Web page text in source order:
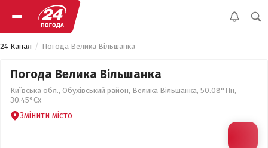
24 Канал Погода Велика Вільшанка
Погода Велика Вільшанка
Київська обл., Обухівський район, Велика Вільшанка, 50.08°Пн,
30.45°Сх
Змінити місто